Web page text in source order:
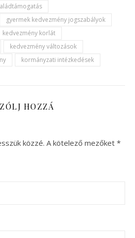
gyermek kedvezmény jogszabályok
kedvezmény korlát
kedvezmény változások
kormányzati intézkedések
HOZZÁ
közzé. A kötelező mezőket *